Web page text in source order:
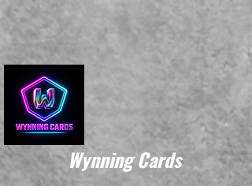
Wynning Cards